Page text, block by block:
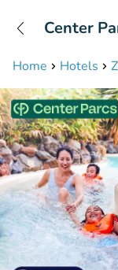
Home Hotels
Center